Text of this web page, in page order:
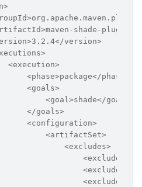
shade-plugin</
version>
<execution>
<phase>package</phase>
<goals>
<goal>shade</goal>
</goals>
<configuration>
<artifactSet>
<excludes>